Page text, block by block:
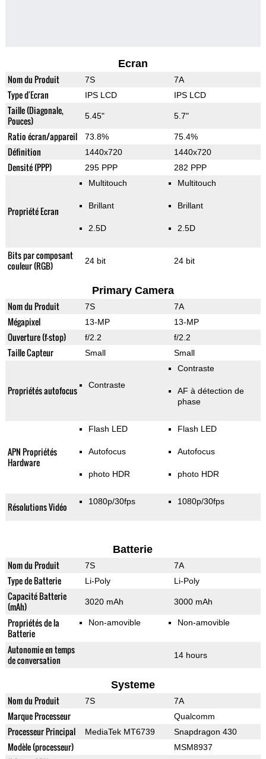
Ecran
Nom du Produit 7S 7A
Type d'Ecran IPS LCD IPS LCD
Taille (Diagonale,
Pouces)
5.45" 5.7"
Ratio écran/appareil 73.8% 75.4%
Définition 1440x720 1440x720
Densité (PPP) 295 PPP 282 PPP
Propriété Ecran
Multitouch
Brillant
2.5D
Multitouch
Brillant
2.5D
Bits par composant
couleur (RGB)
24 bit 24 bit
Primary Camera
Nom du Produit 7S 7A
Mégapixel 13-MP 13-MP
Ouverture (f-stop) f/2.2 f/2.2
Taille Capteur Small Small
Propriétés autofocus Contraste
Contraste
AF à détection de
phase
APN Propriétés
Hardware
Flash LED
Autofocus
photo HDR
Flash LED
Autofocus
photo HDR
Résolutions Vidéo 1080p/30fps 1080p/30fps
Batterie
Nom du Produit 7S 7A
Type de Batterie Li-Poly Li-Poly
Capacité Batterie
(mAh)
3020 mAh 3000 mAh
Propriétés de la
Batterie
Non-amovible Non-amovible
Autonomie en temps
de conversation
14 hours
Systeme
Nom du Produit 7S 7A
Marque Processeur Qualcomm
Processeur Principal MediaTek MT6739 Snapdragon 430
Modèle (processeur) MSM8937